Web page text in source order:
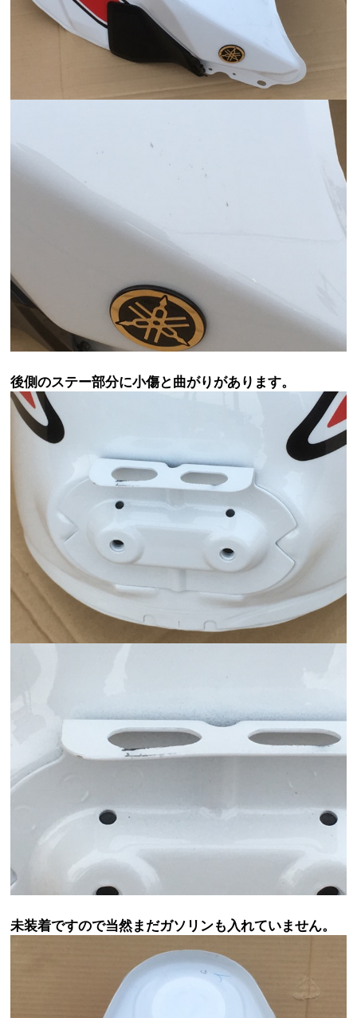
後側のステー部分に小傷と曲がりがあります。
未装着ですので当然まだガソリンも入れていません。